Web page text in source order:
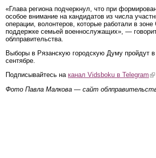
«Глава региона подчеркнул, что при
особое внимание на кандидатов из числа
операции, волонтеров, которые работали в
поддержке семьей военнослужащих», —
облправительства.
Выборы в Рязанскую городскую Думу пройдут
сентябре.
Подписывайтесь на канал Vidsboku в Telegram
Фото Павла Малкова — сайт